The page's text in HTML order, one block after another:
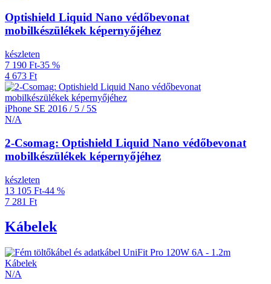
Optishield Liquid Nano védőbevonat
mobilkészülékek képernyőjéhez
készleten
7 190 Ft-35 %
4 673 Ft
iPhone SE 2016 / 5 / 5S
N/A
2-Csomag: Optishield Liquid Nano védőbevonat
mobilkészülékek képernyőjéhez
készleten
13 105 Ft-44 %
7 281 Ft
Kábelek
Kábelek
N/A